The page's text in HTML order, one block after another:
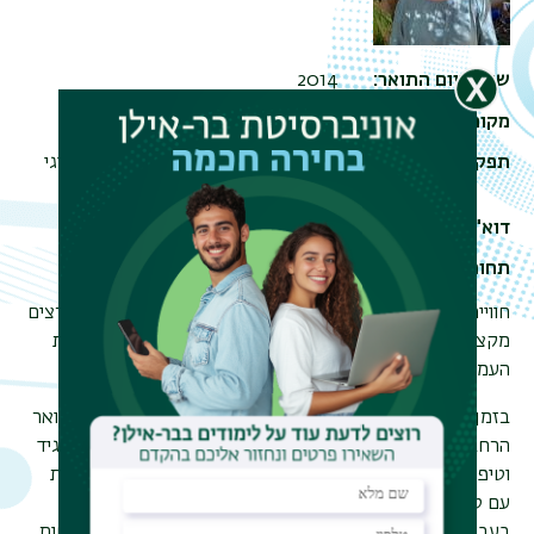
שנת סיום התואר 2014
מקום עבודה מנהל הרווחה נתניה וקליניקה פרטית
תפקיד
עו״ס לסדרי דין, מטפלת בתחנה לטיפול זוגי
דוא"ל lizibaryw@gmail.com
תחומי לימוד מגמה שיקומית-טיפולית
חוויית הלימודים שלי בבר אילן היא חיובית ומעמיקה. צוות המרצים
מקצועי ומנוסה והאווירה חיובית. כבוגרת מגמת שיקום ובריאות
העמקתי בתכנים של עבודה במצבי טראומה.
בזמן הלימודים עבדתי בתחום שיקום בריאות הנפש. לאחר התואר
הרחבתי את הכשרתי בלימודי בית ספר לפסיכותרפיה במכון מגיד
וטיפול זוגי ומשפחתי באוניברסיטת תל אביב. נושא ההתמודדות
עם טראומה ויחסים משפחתיים בצל טראומה מלווה אותי הן